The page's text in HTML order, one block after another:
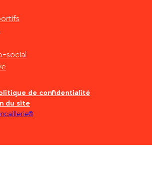
social
de confidentialité
du site